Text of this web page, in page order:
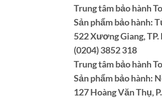
Trung tâm bảo hành
Sản phẩm bảo hành:
522 Xương Giang,
(0204) 3852 318
Trung tâm bảo hành
Sản phẩm bảo hành:
127 Hoàng Văn Thụ,